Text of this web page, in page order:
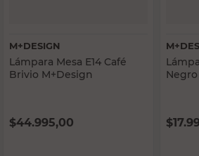
M+DESIGN
Lámpara Mesa E14 Café
Brivio M+Design
$44.995,00 $